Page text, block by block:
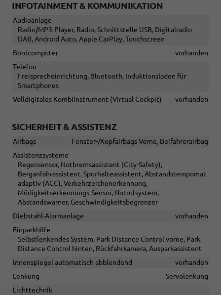
INFOTAINMENT & KOMMUNIKATION
Audioanlage
Radio/MP3-Player, Radio, Schnittstelle USB, Digitalradio
DAB, Android Auto, Apple CarPlay, Touchscreen
Bordcomputer
vorhanden
Telefon
Freisprecheinrichtung, Bluetooth, Induktionsladen für
Smartphones
Volldigitales Kombiinstrument (Virtual Cockpit)
vorhanden
SICHERHEIT & ASSISTENZ
Airbags
Fenster-/Kopfairbags Vorne, Beifahrerairbag
Assistenzsysteme
Regensensor, Notbremsassistent (City-Safety),
Berganfahrassistent, Spurhalteassistent, Abstandstempomat
adaptiv (ACC), Verkehrzeichenerkennung,
Müdigkeitserkennungs-Sensor, Notrufsystem,
Abstandswarner, Geschwindigkeitsbegrenzer
Diebstahl-Alarmanlage
vorhanden
Einparkhilfe
Selbstlenkendes System, Park Distance Control vorne, Park
Distance Control hinten, Rückfahrkamera, Ausparkassistent
Innenspiegel automatisch abblendend
vorhanden
Lenkung
Servolenkung
Lichttechnik